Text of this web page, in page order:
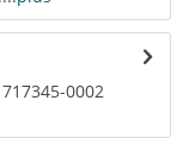
0002